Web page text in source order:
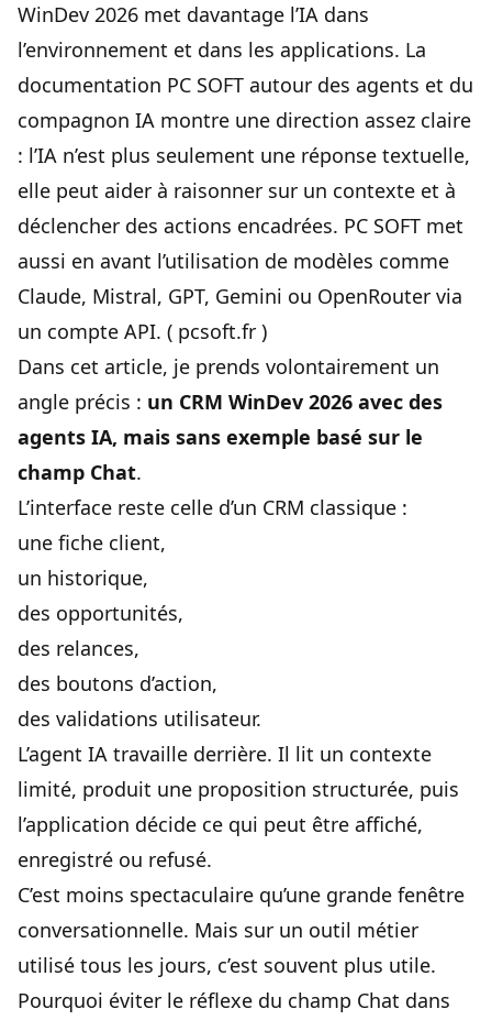
WinDev 2026 met davantage l’IA dans
l’environnement et dans les applications. La
documentation PC SOFT autour des agents et du
compagnon IA montre une direction assez claire
: l’IA n’est plus seulement une réponse textuelle,
elle peut aider à raisonner sur un contexte et à
déclencher des actions encadrées. PC SOFT met
aussi en avant l’utilisation de modèles comme
Claude, Mistral, GPT, Gemini ou OpenRouter via
un compte API. ( pcsoft.fr )
Dans cet article, je prends volontairement un
angle précis : un CRM WinDev 2026 avec des
agents IA, mais sans exemple basé sur le
champ Chat.
L’interface reste celle d’un CRM classique :
une fiche client,
un historique,
des opportunités,
des relances,
des boutons d’action,
des validations utilisateur.
L’agent IA travaille derrière. Il lit un contexte
limité, produit une proposition structurée, puis
l’application décide ce qui peut être affiché,
enregistré ou refusé.
C’est moins spectaculaire qu’une grande fenêtre
conversationnelle. Mais sur un outil métier
utilisé tous les jours, c’est souvent plus utile.
Pourquoi éviter le réflexe du champ Chat dans